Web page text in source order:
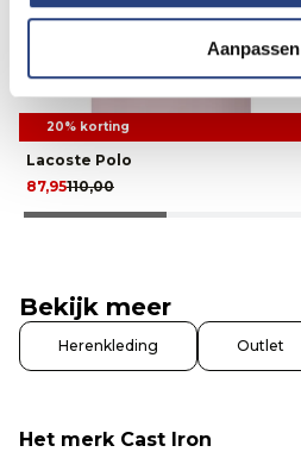
Aanpassen
20% korting
Lacoste Polo
110,00
87,95
Bekijk meer
Herenkleding Outlet
Het merk Cast Iron